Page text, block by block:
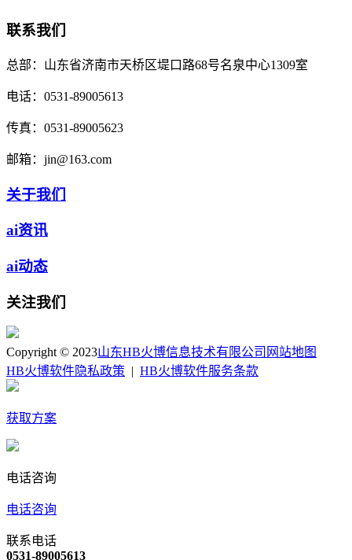
联系我们
总部： 山东省济南市天桥区堤口路68号名泉中心1309室
电话： 0531-89005613
传真： 0531-89005623
邮箱： jin@163.com
关于我们
ai资讯
ai动态
关注我们
Copyright © 2023山东HB火博信息技术有限公司 网站地图
HB火博软件隐私政策
HB火博软件服务条款
获取方案
电话咨询
电话咨询
联系电话
0531-89005613